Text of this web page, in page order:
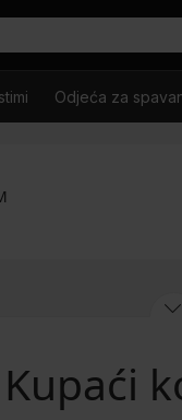
Odjeća za
Kupaći